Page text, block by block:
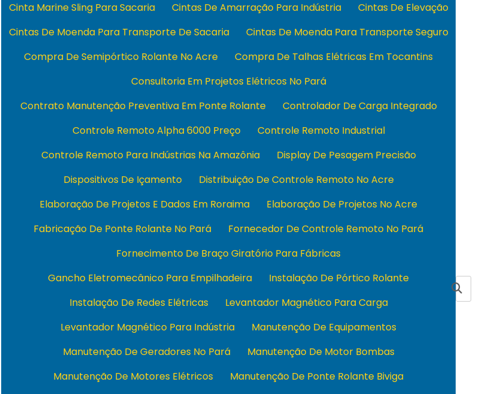
Cinta Marine Sling Para Sacaria
Cintas De Amarração Para Indústria
Cintas De Elevação
Cintas De Moenda Para Transporte De Sacaria
Cintas De Moenda Para Transporte Seguro
Compra De Semipórtico Rolante No Acre
Compra De Talhas Elétricas Em Tocantins
Consultoria Em Projetos Elétricos No Pará
Contrato Manutenção Preventiva Em Ponte Rolante
Controlador De Carga Integrado
Controle Remoto Alpha 6000 Preço
Controle Remoto Industrial
Controle Remoto Para Indústrias Na Amazônia
Display De Pesagem Precisão
Dispositivos De Içamento
Distribuição De Controle Remoto No Acre
Elaboração De Projetos E Dados Em Roraima
Elaboração De Projetos No Acre
Fabricação De Ponte Rolante No Pará
Fornecedor De Controle Remoto No Pará
Fornecimento De Braço Giratório Para Fábricas
Gancho Eletromecânico Para Empilhadeira
Instalação De Pórtico Rolante
Instalação De Redes Elétricas
Levantador Magnético Para Carga
Levantador Magnético Para Indústria
Manutenção De Equipamentos
Manutenção De Geradores No Pará
Manutenção De Motor Bombas
Manutenção De Motores Elétricos
Manutenção De Ponte Rolante Biviga